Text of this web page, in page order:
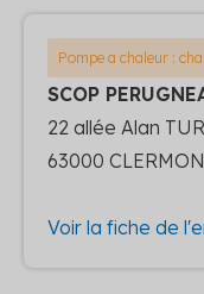
Pompe a chaleur :
SCOP
22 allée Alan
63000
Voir la fiche de